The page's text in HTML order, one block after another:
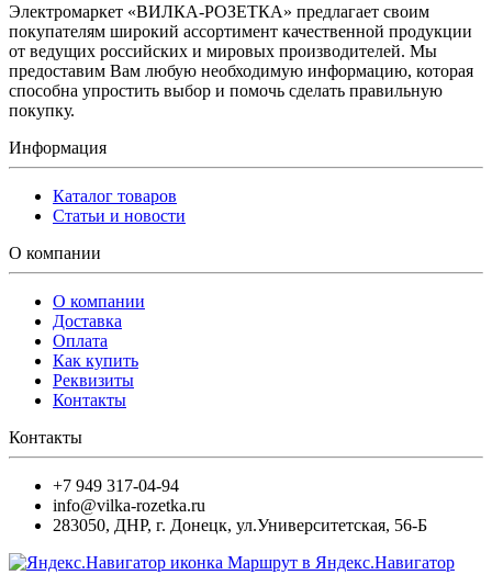
Электромаркет «ВИЛКА-РОЗЕТКА» предлагает своим
покупателям широкий ассортимент качественной продукции
от ведущих российских и мировых производителей. Мы
предоставим Вам любую необходимую информацию, которая
способна упростить выбор и помочь сделать правильную
покупку.
Информация
Каталог товаров
Статьи и новости
О компании
О компании
Доставка
Оплата
Как купить
Реквизиты
Контакты
Контакты
+7 949 317-04-94
info@vilka-rozetka.ru
283050, ДНР, г. Донецк, ул.Университетская, 56-Б
Маршрут в Яндекс.Навигатор